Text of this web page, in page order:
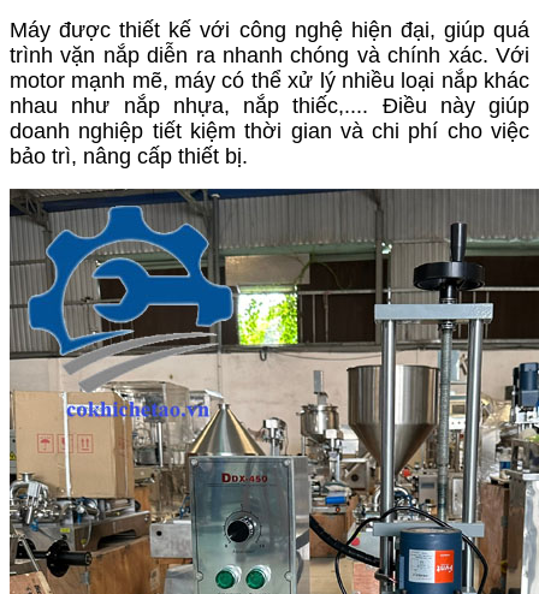
Máy được thiết kế với công nghệ hiện đại, giúp quá
trình vặn nắp diễn ra nhanh chóng và chính xác. Với
motor mạnh mẽ, máy có thể xử lý nhiều loại nắp khác
nhau như nắp nhựa, nắp thiếc,.... Điều này giúp
doanh nghiệp tiết kiệm thời gian và chi phí cho việc
bảo trì, nâng cấp thiết bị.